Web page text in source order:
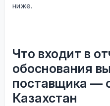
ниже.
Что входит в
обоснования
поставщика —
Казахстан